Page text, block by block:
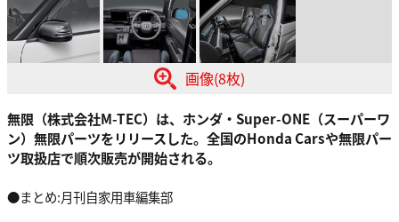
画像(8枚)
無限（株式会社M-TEC）は、ホンダ・Super-ONE（スーパーワ
ン）無限パーツをリリースした。全国のHonda Carsや無限パー
ツ取扱店で順次販売が開始される。
●まとめ:月刊自家用車編集部